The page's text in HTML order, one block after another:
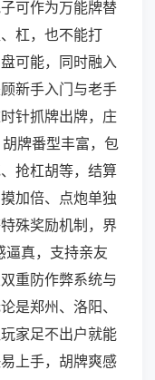
可作为万能牌替
杠，也不能打
可能，同时融入
新手入门与老手
针抓牌出牌，庄
牌番型丰富，包
抢杠胡等，结算
加倍、点炮单独
殊奖励机制，界
逼真，支持亲友
重防作弊系统与
是郑州、洛阳、
家足不出户就能
上手，胡牌爽感